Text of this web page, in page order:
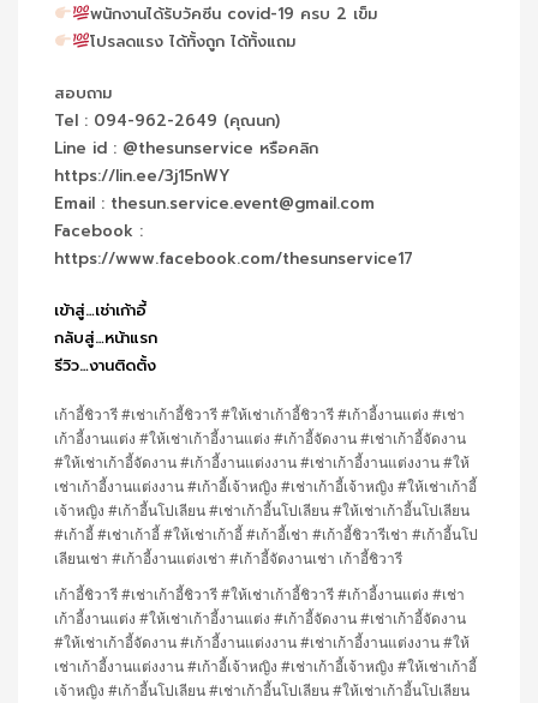
พนักงานได้รับวัคซีน covid-19 ครบ 2 เข็ม
โปรลดแรง ได้ทั้งถูก ได้ทั้งแถม
สอบถาม
Tel : 094-962-2649 (คุณนก)
Line id : @thesunservice หรือคลิก
https://lin.ee/3j15nWY
Email : thesun.service.event@gmail.com
Facebook :
https://www.facebook.com/thesunservice17
เข้าสู่…เช่าเก้าอี้
กลับสู่…หน้าแรก
รีวิว…งานติดตั้ง
เก้าอี้ชิวารี #เช่าเก้าอี้ชิวารี #ให้เช่าเก้าอี้ชิวารี #เก้าอี้งานแต่ง #เช่า
เก้าอี้งานแต่ง #ให้เช่าเก้าอี้งานแต่ง #เก้าอี้จัดงาน #เช่าเก้าอี้จัดงาน
#ให้เช่าเก้าอี้จัดงาน #เก้าอี้งานแต่งงาน #เช่าเก้าอี้งานแต่งงาน #ให้
เช่าเก้าอี้งานแต่งงาน #เก้าอี้เจ้าหญิง #เช่าเก้าอี้เจ้าหญิง #ให้เช่าเก้าอี้
เจ้าหญิง #เก้าอี้นโปเลียน #เช่าเก้าอี้นโปเลียน #ให้เช่าเก้าอี้นโปเลียน
#เก้าอี้ #เช่าเก้าอี้ #ให้เช่าเก้าอี้ #เก้าอี้เช่า #เก้าอี้ชิวารีเช่า #เก้าอี้นโป
เลียนเช่า #เก้าอี้งานแต่งเช่า #เก้าอี้จัดงานเช่า เก้าอี้ชิวารี
เก้าอี้ชิวารี #เช่าเก้าอี้ชิวารี #ให้เช่าเก้าอี้ชิวารี #เก้าอี้งานแต่ง #เช่า
เก้าอี้งานแต่ง #ให้เช่าเก้าอี้งานแต่ง #เก้าอี้จัดงาน #เช่าเก้าอี้จัดงาน
#ให้เช่าเก้าอี้จัดงาน #เก้าอี้งานแต่งงาน #เช่าเก้าอี้งานแต่งงาน #ให้
เช่าเก้าอี้งานแต่งงาน #เก้าอี้เจ้าหญิง #เช่าเก้าอี้เจ้าหญิง #ให้เช่าเก้าอี้
เจ้าหญิง #เก้าอี้นโปเลียน #เช่าเก้าอี้นโปเลียน #ให้เช่าเก้าอี้นโปเลียน